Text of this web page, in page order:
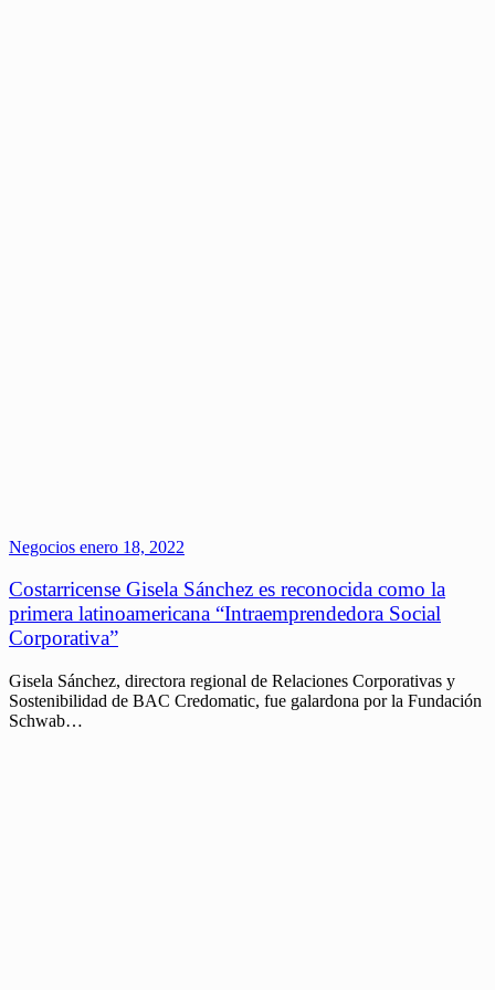
Negocios enero 18, 2022
Costarricense Gisela Sánchez es reconocida como la
primera latinoamericana “Intraemprendedora Social
Corporativa”
Gisela Sánchez, directora regional de Relaciones Corporativas y
Sostenibilidad de BAC Credomatic, fue galardona por la Fundación
Schwab…